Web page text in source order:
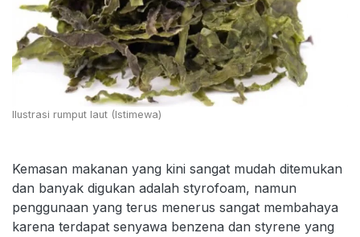
Ilustrasi rumput laut (Istimewa)
Kemasan makanan yang kini sangat mudah ditemukan
dan banyak digukan adalah styrofoam, namun
penggunaan yang terus menerus sangat membahaya
karena terdapat senyawa benzena dan styrene yang